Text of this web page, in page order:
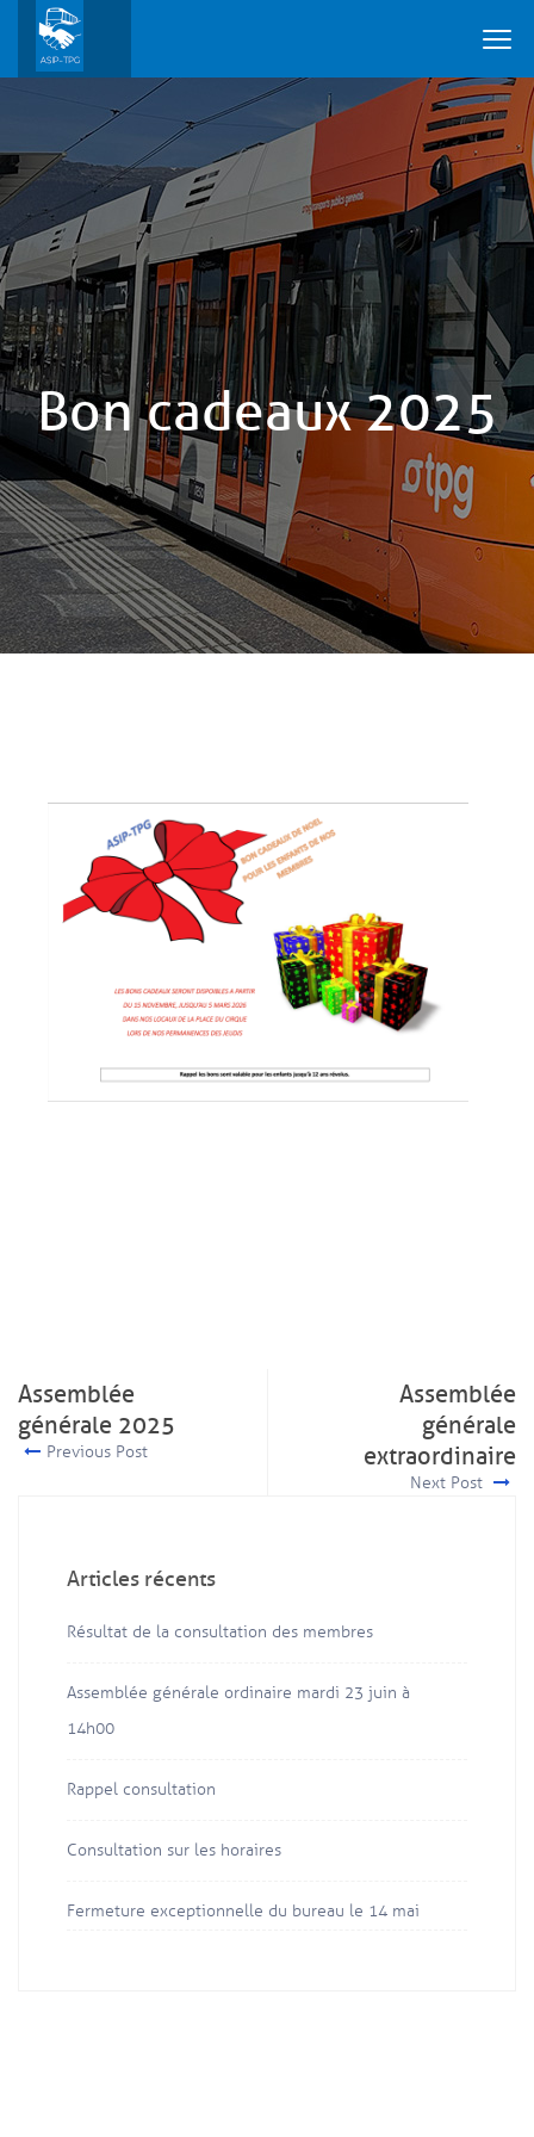
Bon cadeaux 2025
Assemblée
générale 2025
Previous Post
Assemblée
générale
extraordinaire
Next Post
Articles récents
Résultat de la consultation des membres
Assemblée générale ordinaire mardi 23 juin à
14h00
Rappel consultation
Consultation sur les horaires
Fermeture exceptionnelle du bureau le 14 mai